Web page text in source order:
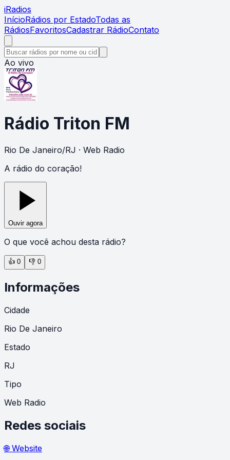
iRadios
InícioRádios por EstadoTodas as
RádiosFavoritosCadastrar RádioContato
Ao vivo
Rádio Triton FM
Rio De Janeiro/RJ · Web Radio
A rádio do coração!
Ouvir agora
O que você achou desta rádio?
👍 0 👎 0
Informações
Cidade
Rio De Janeiro
Estado
RJ
Tipo
Web Radio
Redes sociais
🌐 Website